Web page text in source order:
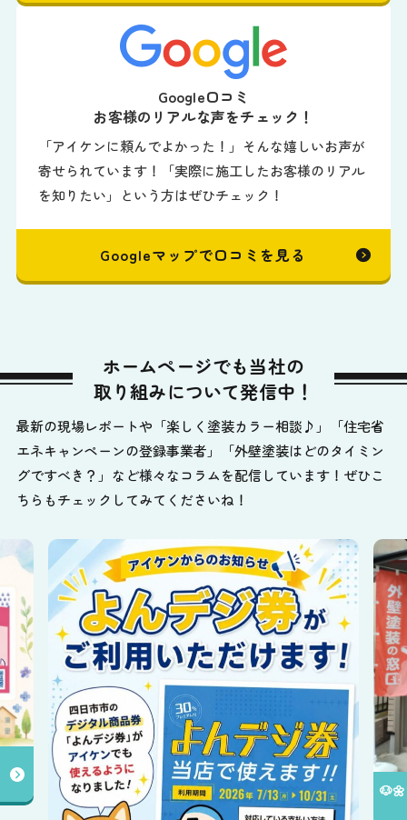
Google口コミ
お客様のリアルな声をチェック！
「アイケンに頼んでよかった！」そんな嬉しいお声が
寄せられています！「実際に施工したお客様のリアル
を知りたい」という方はぜひチェック！
Googleマップで口コミを見る
ホームページでも当社の
取り組みについて発信中！
最新の現場レポートや「楽しく塗装カラー相談♪」「住宅省
エネキャンペーンの登録事業者」「外壁塗装はどのタイミン
グですべき？」など様々なコラムを配信しています！ぜひこ
ちらもチェックしてみてくださいね！
🐶🌼アイケンの店舗をご紹介します😊✨️
送